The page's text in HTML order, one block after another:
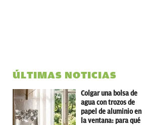
ÚLTIMAS NOTICIAS
Colgar una bolsa de
agua con trozos de
papel de aluminio en
la ventana: para qué